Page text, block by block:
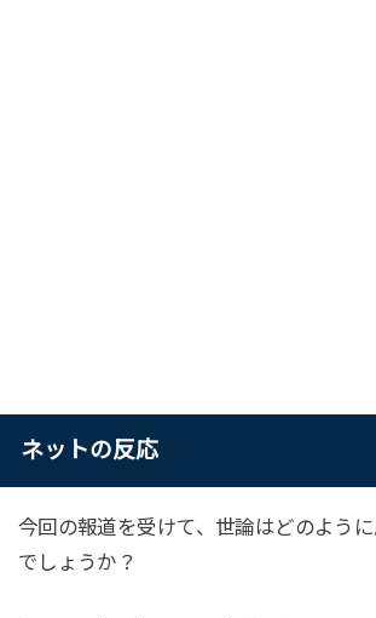
ネットの反応
今回の報道を受けて、世論はどのよう
でしょうか？